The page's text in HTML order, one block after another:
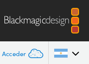
Acceder